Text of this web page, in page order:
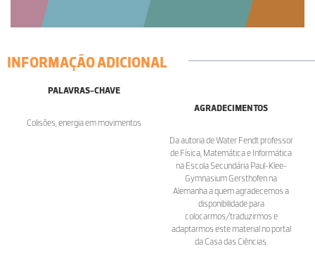
INFORMAÇÃO ADICIONAL
PALAVRAS-CHAVE
Colisões, energia em movimentos
AGRADECIMENTOS
Da autoria de Water Fendt professor
de Física, Matemática e Informática
na Escola Secundária Paul-Klee-
Gymnasium Gersthofen na
Alemanha a quem agradecemos a
disponibilidade para
colocarmos/traduzirmos e
adaptarmos este material no portal
da Casa das Ciências.